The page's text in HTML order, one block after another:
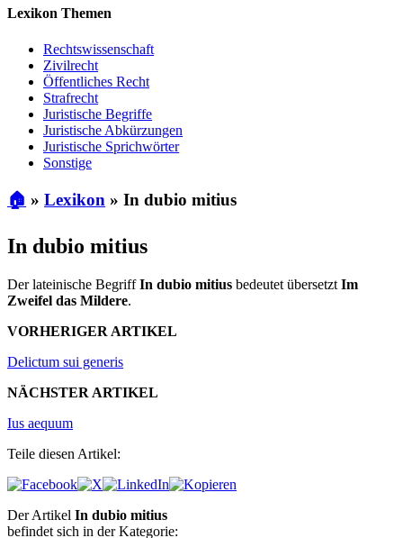
Lexikon Themen
Rechtswissenschaft
Zivilrecht
Öffentliches Recht
Strafrecht
Juristische Begriffe
Juristische Abkürzungen
Juristische Sprichwörter
Sonstige
🏠 » Lexikon » In dubio mitius
In dubio mitius
Der lateinische BegriffIn dubio mitius bedeutet übersetzt Im
Zweifel das Mildere.
VORHERIGER ARTIKEL
Delictum sui generis
NÄCHSTER ARTIKEL
Ius aequum
Teile diesen Artikel:
Der Artikel In dubio mitius
befindet sich in der Kategorie: